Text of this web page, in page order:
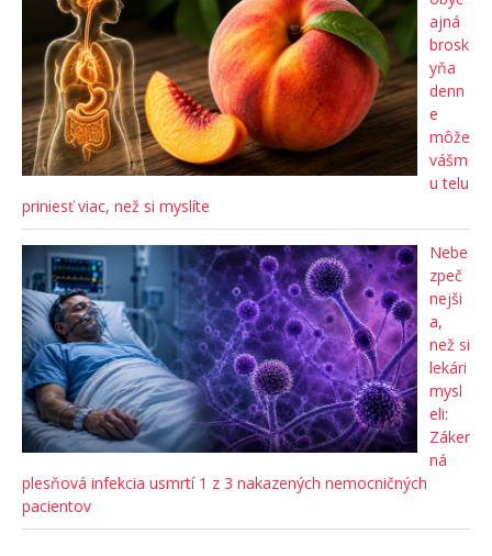
ajná
brosk
yňa
denn
e
môže
vášm
u telu
priniesť viac, než si myslíte
Nebe
zpeč
nejši
a,
než si
lekári
mysl
eli:
Záker
ná
plesňová infekcia usmrtí 1 z 3 nakazených nemocničných
pacientov